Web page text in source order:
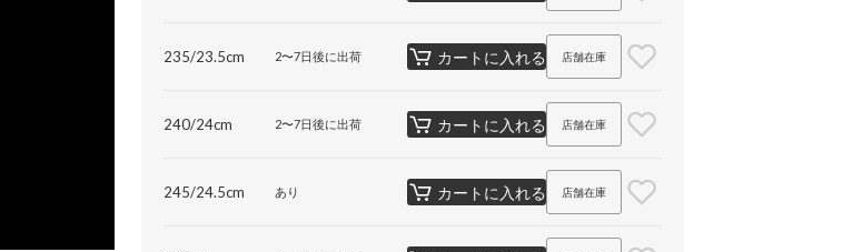
235/23.5cm 2〜7日後に出荷 カートに入れる 店舗在庫
240/24cm 2〜7日後に出荷 カートに入れる 店舗在庫
245/24.5cm あり カートに入れる 店舗在庫